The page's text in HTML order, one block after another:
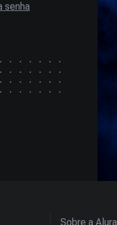
senha
Sobre a Alura